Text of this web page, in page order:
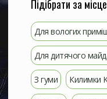
Підібрати за
Для вологих
Для дитячого
З гуми Килимки